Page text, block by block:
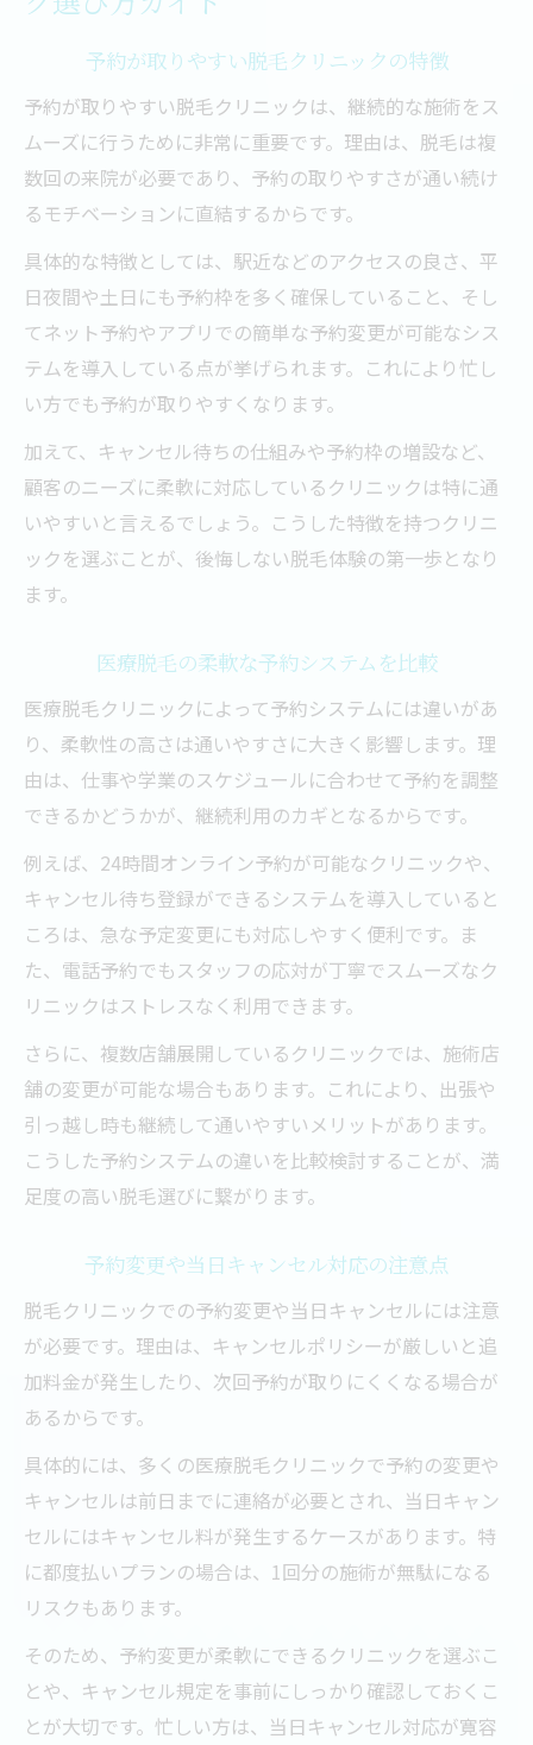
予約が取りやすい脱毛クリニックの特徴
予約が取りやすい脱毛クリニックは、継続的な施術をス
ムーズに行うために非常に重要です。理由は、脱毛は複
数回の来院が必要であり、予約の取りやすさが通い続け
るモチベーションに直結するからです。
具体的な特徴としては、駅近などのアクセスの良さ、平
日夜間や土日にも予約枠を多く確保していること、そし
てネット予約やアプリでの簡単な予約変更が可能なシス
テムを導入している点が挙げられます。これにより忙し
い方でも予約が取りやすくなります。
加えて、キャンセル待ちの仕組みや予約枠の増設など、
顧客のニーズに柔軟に対応しているクリニックは特に通
いやすいと言えるでしょう。こうした特徴を持つクリニ
ックを選ぶことが、後悔しない脱毛体験の第一歩となり
ます。
医療脱毛の柔軟な予約システムを比較
医療脱毛クリニックによって予約システムには違いがあ
り、柔軟性の高さは通いやすさに大きく影響します。理
由は、仕事や学業のスケジュールに合わせて予約を調整
できるかどうかが、継続利用のカギとなるからです。
例えば、24時間オンライン予約が可能なクリニックや、
キャンセル待ち登録ができるシステムを導入していると
ころは、急な予定変更にも対応しやすく便利です。ま
た、電話予約でもスタッフの応対が丁寧でスムーズなク
リニックはストレスなく利用できます。
さらに、複数店舗展開しているクリニックでは、施術店
舗の変更が可能な場合もあります。これにより、出張や
引っ越し時も継続して通いやすいメリットがあります。
こうした予約システムの違いを比較検討することが、満
足度の高い脱毛選びに繋がります。
予約変更や当日キャンセル対応の注意点
脱毛クリニックでの予約変更や当日キャンセルには注意
が必要です。理由は、キャンセルポリシーが厳しいと追
加料金が発生したり、次回予約が取りにくくなる場合が
あるからです。
具体的には、多くの医療脱毛クリニックで予約の変更や
キャンセルは前日までに連絡が必要とされ、当日キャン
セルにはキャンセル料が発生するケースがあります。特
に都度払いプランの場合は、1回分の施術が無駄になる
リスクもあります。
そのため、予約変更が柔軟にできるクリニックを選ぶこ
とや、キャンセル規定を事前にしっかり確認しておくこ
とが大切です。忙しい方は、当日キャンセル対応が寛容